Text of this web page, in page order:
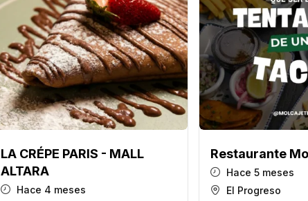
LA CRÉPE PARIS - MALL
ALTARA
Hace 4 meses
Restaurante
Hace 5 meses
El Progreso